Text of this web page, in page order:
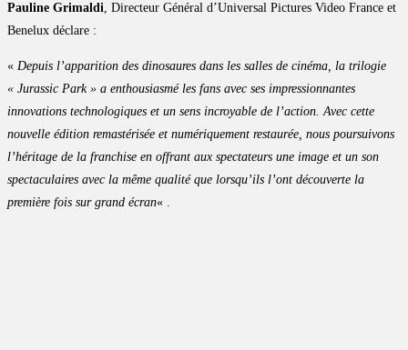
Pauline Grimaldi, Directeur Général d’Universal Pictures Video France et
Benelux déclare :
« Depuis l’apparition des dinosaures dans les salles de cinéma, la trilogie
« Jurassic Park » a enthousiasmé les fans avec ses impressionnantes
innovations technologiques et un sens incroyable de l’action. Avec cette
nouvelle édition remastérisée et numériquement restaurée, nous poursuivons
l’héritage de la franchise en offrant aux spectateurs une image et un son
spectaculaires avec la même qualité que lorsqu’ils l’ont découverte la
première fois sur grand écran« .